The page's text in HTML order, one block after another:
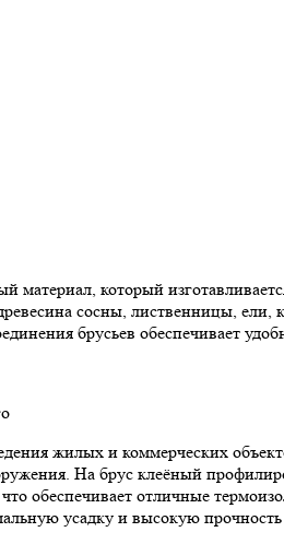
материал, который
древесина сосны, лиственницы,
брусьев обеспечивает
жилых и коммерческих
На брус клеёный
обеспечивает отличные
усадку и высокую